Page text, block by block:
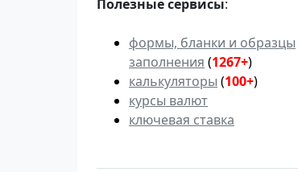
Полезные сервисы:
формы, бланки и образцы
заполнения (1267+)
калькуляторы (100+)
курсы валют
ключевая ставка